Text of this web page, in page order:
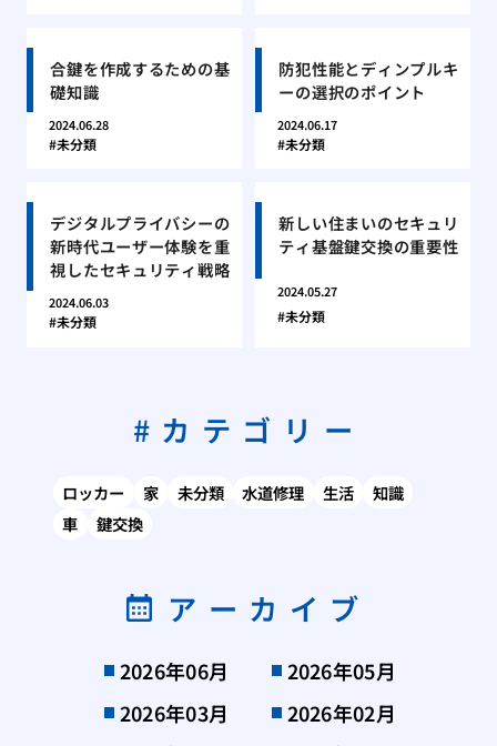
合鍵を作成するための基
礎知識
2024.06.28
未分類
防犯性能とディンプルキ
ーの選択のポイント
2024.06.17
未分類
デジタルプライバシーの
新時代ユーザー体験を重
視したセキュリティ戦略
2024.06.03
未分類
新しい住まいのセキュリ
ティ基盤鍵交換の重要性
2024.05.27
未分類
カテゴリー
ロッカー 家 未分類 水道修理 生活
知識
車
鍵交換
アーカイブ
2026年06月
2026年05月
2026年03月
2026年02月